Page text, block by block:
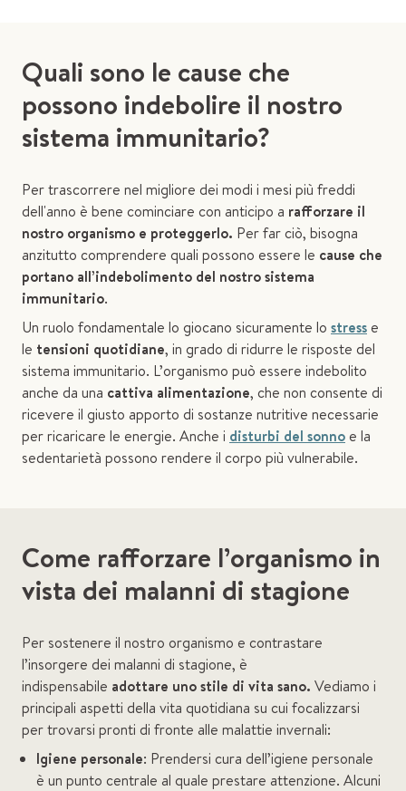
Quali sono le cause che
possono indebolire il nostro
sistema immunitario?
Per trascorrere nel migliore dei modi i mesi più freddi
dell'anno è bene cominciare con anticipo a rafforzare il
nostro organismo e proteggerlo. Per far ciò, bisogna
anzitutto comprendere quali possono essere le cause che
portano all’indebolimento del nostro sistema
immunitario.
Un ruolo fondamentale lo giocano sicuramente lo stress e
le tensioni quotidiane, in grado di ridurre le risposte del
sistema immunitario. L’organismo può essere indebolito
anche da una cattiva alimentazione, che non consente di
ricevere il giusto apporto di sostanze nutritive necessarie
per ricaricare le energie. Anche i disturbi del sonno e la
sedentarietà possono rendere il corpo più vulnerabile.
Come rafforzare l’organismo in
vista dei malanni di stagione
Per sostenere il nostro organismo e contrastare
l’insorgere dei malanni di stagione, è
indispensabile adottare uno stile di vita sano. Vediamo i
principali aspetti della vita quotidiana su cui focalizzarsi
per trovarsi pronti di fronte alle malattie invernali:
Igiene personale: Prendersi cura dell’igiene personale
è un punto centrale al quale prestare attenzione. Alcuni